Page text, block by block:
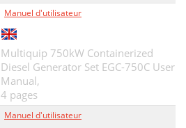
Manuel d'utilisateur
Multiquip 750kW Containerized
Diesel Generator Set EGC-750C User
Manual,
4 pages
Manuel d'utilisateur